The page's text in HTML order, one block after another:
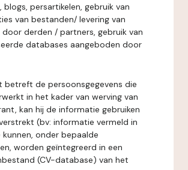
blogs, persartikelen, gebruik van
van bestanden/ levering van
derden / partners, gebruik van
databases aangeboden door
betreft de persoonsgegevens die
in het kader van werving van
kan hij de informatie gebruiken
(bv: informatie vermeld in
kunnen, onder bepaalde
worden geïntegreerd in een
(CV-database) van het